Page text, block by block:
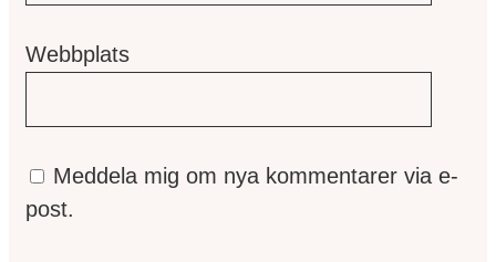
Webbplats
Meddela mig om nya kommentarer via e-
post.